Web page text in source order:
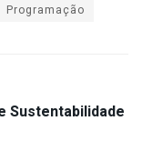
Programação
Sustentabilidade